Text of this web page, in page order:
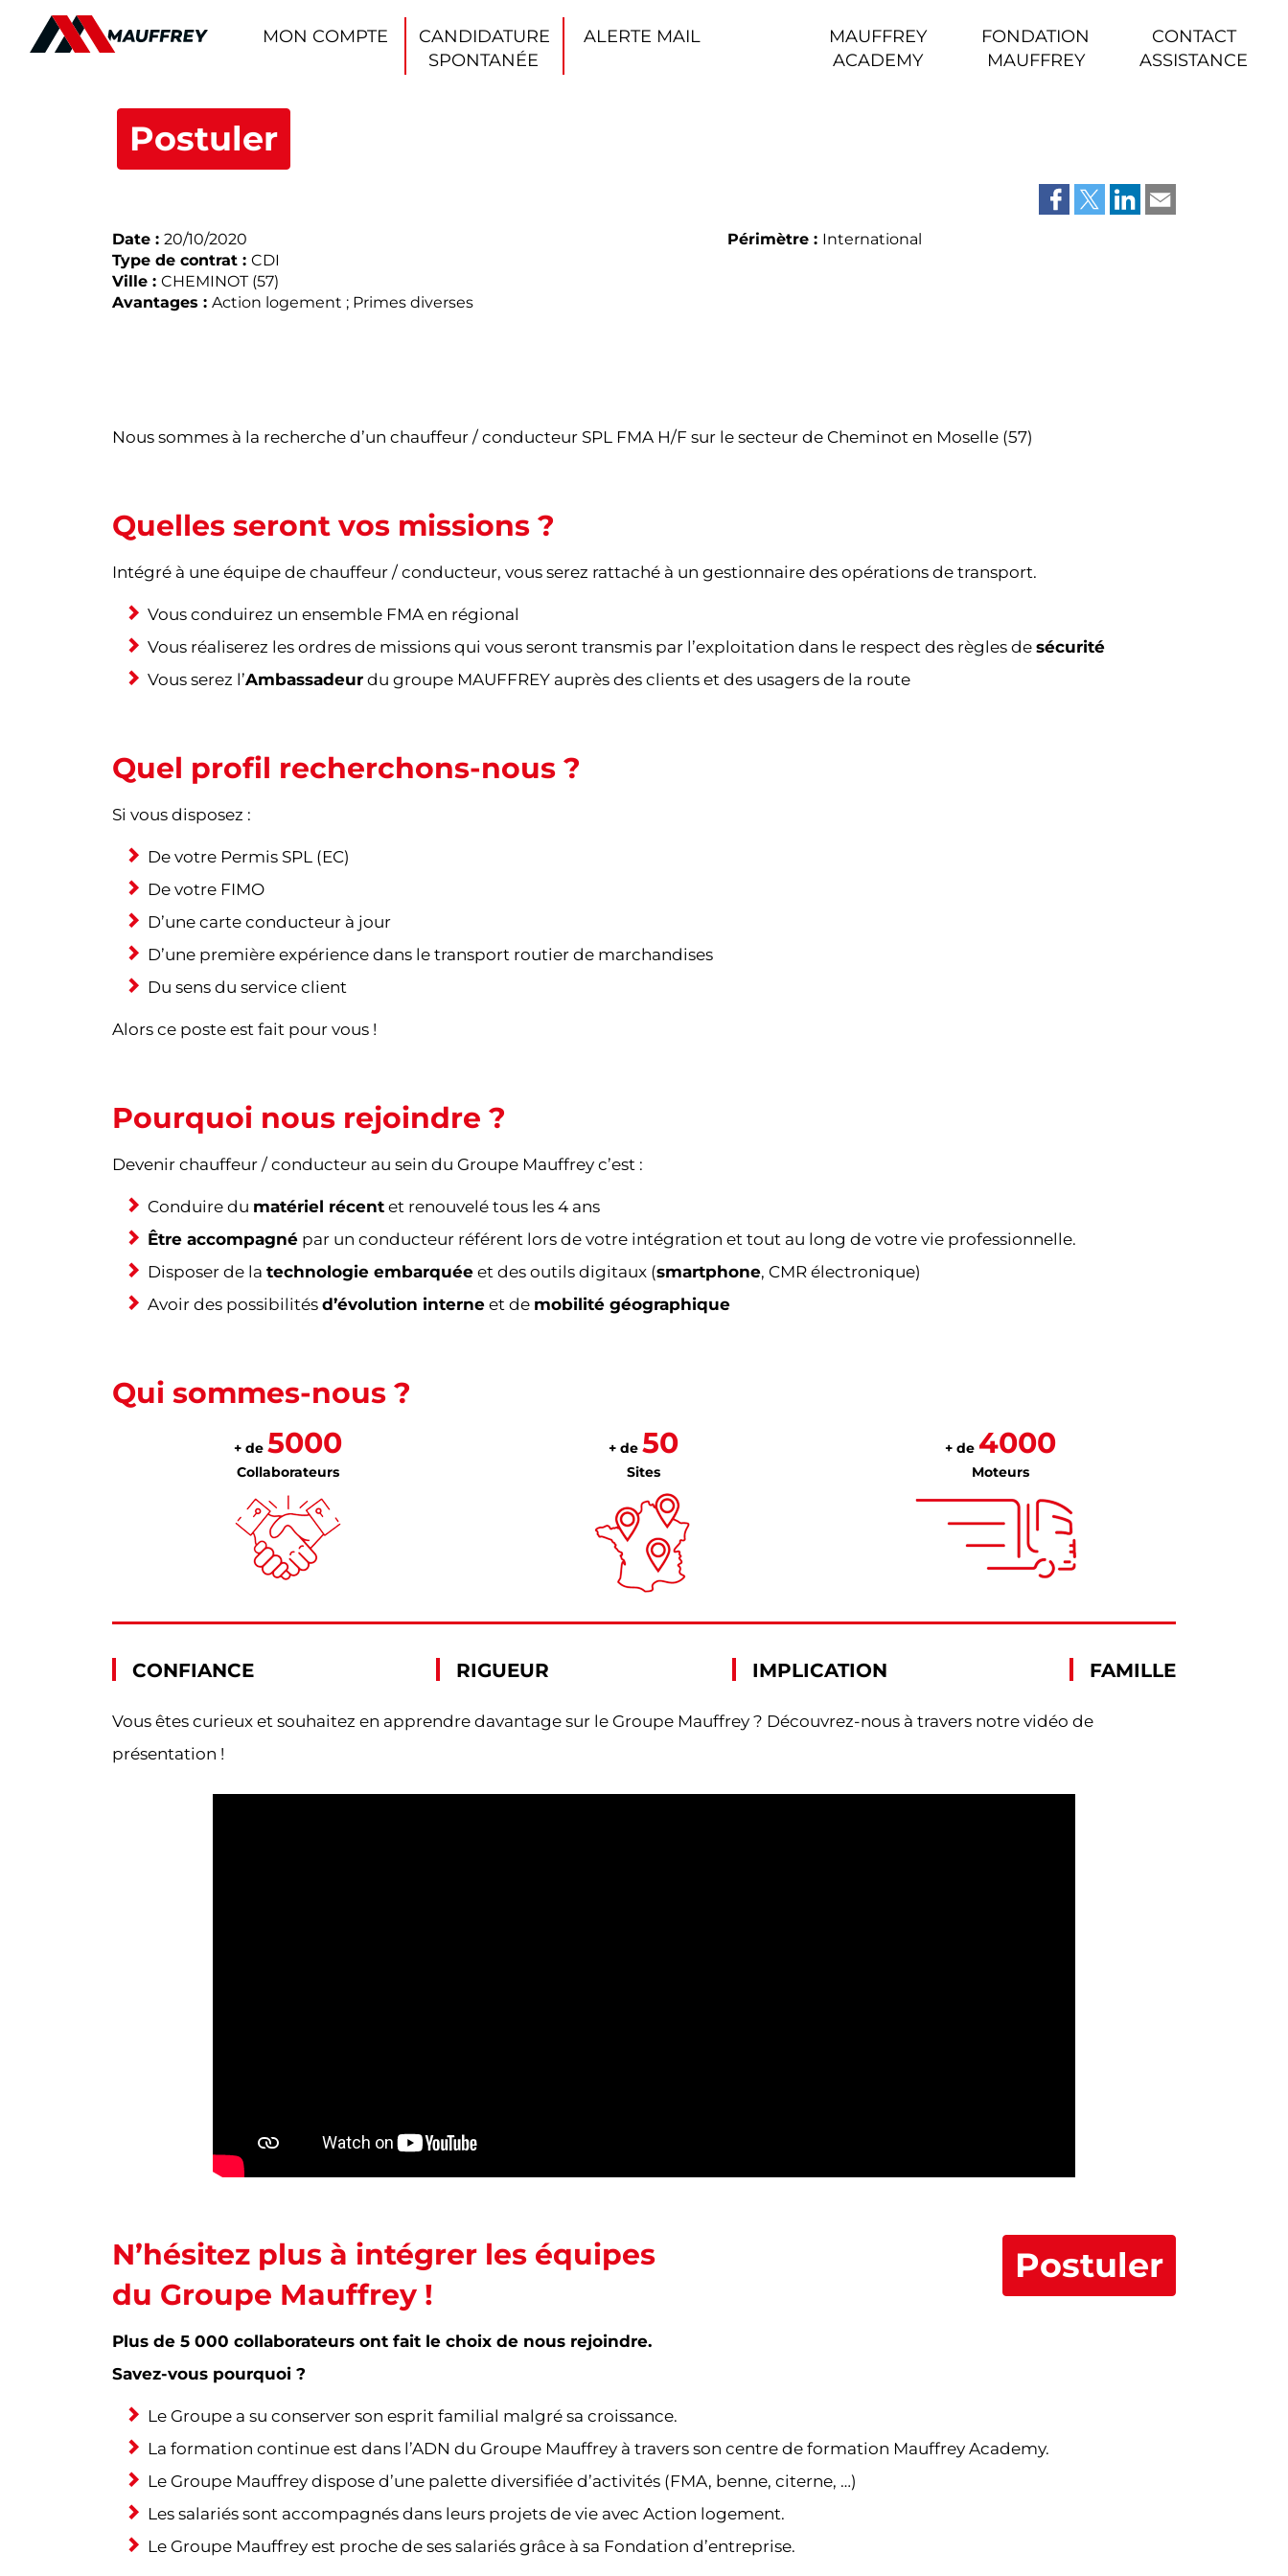
MON COMPTE
CANDIDATURE
SPONTANÉE
ALERTE MAIL
MAUFFREY
ACADEMY
FONDATION
MAUFFREY
CONTACT
ASSISTANCE
Postuler
Date : 20/10/2020
Type de contrat : CDI
Ville : CHEMINOT (57)
Avantages : Action logement ; Primes diverses
Périmètre : International
Nous sommes à la recherche d’un chauffeur / conducteur SPL FMA H/F sur le secteur de Cheminot en Moselle (57)
Quelles seront vos missions ?
Intégré à une équipe de chauffeur / conducteur, vous serez rattaché à un gestionnaire des opérations de transport.
Vous conduirez un ensemble FMA en régional
Vous réaliserez les ordres de missions qui vous seront transmis par l’exploitation dans le respect des règles de sécurité
Vous serez l’Ambassadeur du groupe MAUFFREY auprès des clients et des usagers de la route
Quel profil recherchons-nous ?
Si vous disposez :
De votre Permis SPL (EC)
De votre FIMO
D’une carte conducteur à jour
D’une première expérience dans le transport routier de marchandises
Du sens du service client
Alors ce poste est fait pour vous !
Pourquoi nous rejoindre ?
Devenir chauffeur / conducteur au sein du Groupe Mauffrey c’est :
Conduire du matériel récent et renouvelé tous les 4 ans
Être accompagné par un conducteur référent lors de votre intégration et tout au long de votre vie professionnelle.
Disposer de la technologie embarquée et des outils digitaux (smartphone, CMR électronique)
Avoir des possibilités d’évolution interne et de mobilité géographique
Qui sommes-nous ?
+ de 5000
Collaborateurs
+ de50
Sites
+ de 4000
Moteurs
CONFIANCE RIGUEUR IMPLICATION FAMILLE
Vous êtes curieux et souhaitez en apprendre davantage sur le Groupe Mauffrey ? Découvrez-nous à travers notre vidéo de
présentation !
N’hésitez plus à intégrer les équipes
du Groupe Mauffrey !
Postuler
Plus de 5 000 collaborateurs ont fait le choix de nous rejoindre.
Savez-vous pourquoi ?
Le Groupe a su conserver son esprit familial malgré sa croissance.
La formation continue est dans l’ADN du Groupe Mauffrey à travers son centre de formation Mauffrey Academy.
Le Groupe Mauffrey dispose d’une palette diversifiée d’activités (FMA, benne, citerne, …)
Les salariés sont accompagnés dans leurs projets de vie avec Action logement.
Le Groupe Mauffrey est proche de ses salariés grâce à sa Fondation d’entreprise.